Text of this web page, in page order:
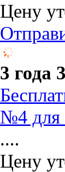
Цену
3 года
№4 для
....
Цену